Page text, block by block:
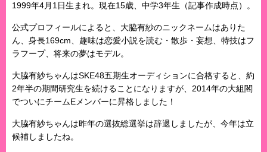
1999年4月1日生まれ。現在15歳、中学3年生（記事作成時点）。
公式プロフィールによると、大脇有紗のニックネームはありた
ん 、身長169cm、趣味は恋愛小説を読む・散歩・妄想、特技はフ
ラフープ、将来の夢はモデル。
大脇有紗ちゃんはSKE48五期生オーディションに合格すると、約
2年半の期間研究生を続けることになりますが、2014年の大組閣
でついにチームEメンバーに昇格しました！
大脇有紗ちゃんは昨年の選抜総選挙は辞退しましたが、今年は立
候補しましたね。